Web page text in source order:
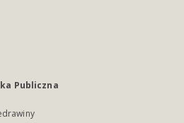
Publiczna